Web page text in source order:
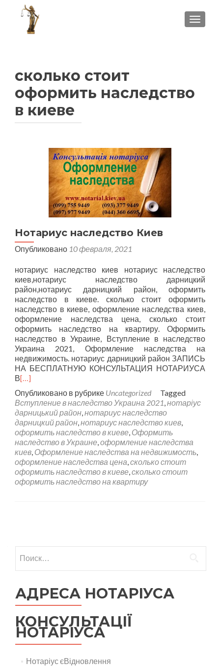
сколько стоит
оформить наследство
в киеве
Нотариус наследство Киев
Опубликовано 10 февраля, 2021
нотариус наследство киев нотариус наследство
киев,нотариус наследство дарницкий
район,нотариус дарницкий район, оформить
наследство в киеве. сколько стоит оформить
наследство в киеве, оформление наследства киев,
оформление наследства цена, сколько стоит
оформить наследство на квартиру. Оформить
наследство в Украине, Вступление в наследство
Украина 2021, Оформление наследства на
недвижимость. нотариус дарницкий район ЗАПИСЬ
НА БЕСПЛАТНУЮ КОНСУЛЬТАЦИЯ НОТАРИУСА
В[…]
Опубликовано в рубрике Uncategorized
Tagged
Вступление в наследство Украина 2021 нотаріус
дарницький район нотариус наследство
дарницкий район нотариус наследство киев
оформить наследство в киеве Оформить
наследство в Украине оформление наследства
киев Оформление наследства на недвижимость
оформление наследства цена сколько стоит
оформить наследство в киеве сколько стоит
оформить наследство на квартиру
АДРЕСА НОТАРІУСА
КОНСУЛЬТАЦІЇ
НОТАРІУСА
Нотаріус єВідновлення